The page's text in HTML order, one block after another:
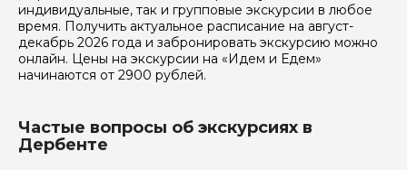
индивидуальные, так и групповые экскурсии в любое
время. Получить актуальное расписание на август-
декабрь 2026 года и забронировать экскурсию можно
онлайн. Цены на экскурсии на «Идем и Едем»
начинаются от 2900 рублей.
Частые вопросы об экскурсиях в
Дербенте
Вопросы и комментарии
Если у вас есть интересующие вопросы, можете их
задать